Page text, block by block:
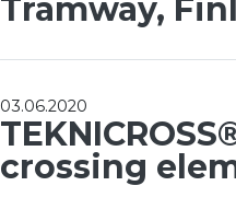
Tramway,
03.06.2020
crossing